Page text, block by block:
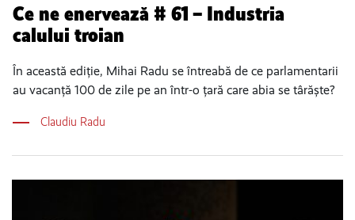
Ce ne enervează # 61 – Industria
calului troian
În această ediție, Mihai Radu se întreabă de ce parlamentarii
au vacanță 100 de zile pe an într-o țară care abia se târăște?
Claudiu Radu